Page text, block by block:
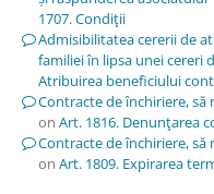
1707. Condiţii
Admisibilitatea cererii de
familiei în lipsa unei cereri
Atribuirea beneficiului
Contracte de închiriere, să
on Art. 1816. Denunţarea
Contracte de închiriere, să
on Art. 1809. Expirarea